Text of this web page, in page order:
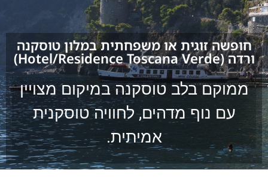
חופשה זוגית או משפחתית במלון טוסקנה
ורדה (Hotel/Residence Toscana Verde)
ממוקם בלב טוסקנה במיקום מצויין
עם נוף מדהים, לחוויה טוסקנית
אמיתית.